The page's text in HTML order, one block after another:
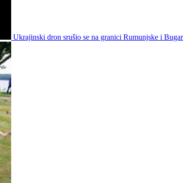
Ukrajinski dron srušio se na granici Rumunjske i